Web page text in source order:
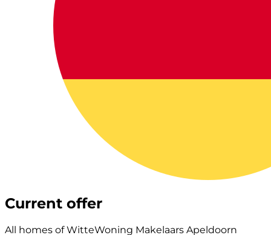
Current offer
All homes of WitteWoning Makelaars Apeldoorn